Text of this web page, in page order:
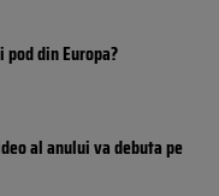
pod din Europa?
al anului va debuta pe